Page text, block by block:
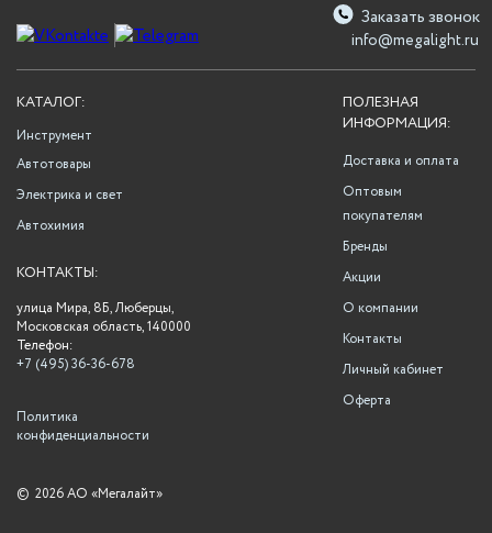
info@megalight.ru
Заказать звонок
ПОЛЕЗНАЯ
ИНФОРМАЦИЯ:
Доставка и оплата
Оптовым
покупателям
Бренды
Акции
О компании
Контакты
Личный кабинет
Оферта
КАТАЛОГ:
Инструмент
Автотовары
Электрика и свет
Автохимия
КОНТАКТЫ:
улица Мира, 8Б, Люберцы,
Московская область, 140000
Телефон:
+7 (495) 36-36-678
Политика
конфиденциальности
© 2026 АО «Мегалайт»